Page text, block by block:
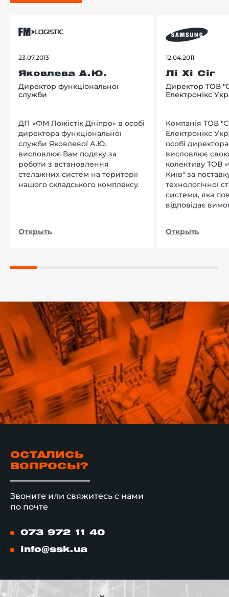
23.07.2013
Яковлева А.Ю.
Директор функціональної
служби
ДП «ФМ Ложістік Дніпро» в особі
директора функціональної
служби Яковлевої А.Ю.
висловлює Вам подяку за
роботи з встановлення
стелажних систем на території
нашого складського комплексу.
Открыть
12.04.2011
Лі Хі Сіг
Директор ТОВ
Електронікс
Компанія ТОВ
Електронікс
особі
висловлює
колективу ТОВ
Київ" за
технологічної
системи, яка
відповідає
Открыть
ОСТАЛИСЬ
ВОПРОСЫ?
Звоните или свяжитесь с нами
по почте
073 972 11 40
info@ssk.ua